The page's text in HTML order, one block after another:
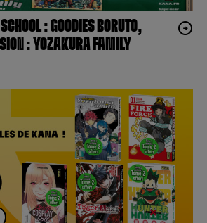
: GOODIES BORUTO,
: YOZAKURA FAMILY